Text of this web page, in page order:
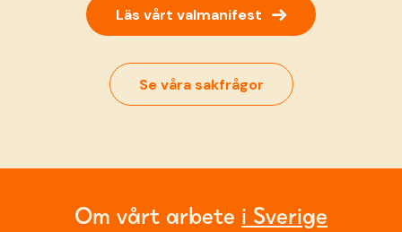
Läs vårt valmanifest →
Se våra sakfrågor
Om vårt arbete i Sverige